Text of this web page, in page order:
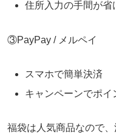
住所入力の手間が省
③PayPay / メルペイ
スマホで簡単決済
キャンペーンでポイ
福袋は人気商品なので